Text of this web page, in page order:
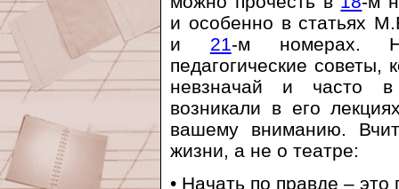
и особенно в статьях
и 21-м номерах.
педагогические советы,
невзначай и часто
возникали в его
вашему вниманию.
жизни, а не о театре:
• Начать по правде – это